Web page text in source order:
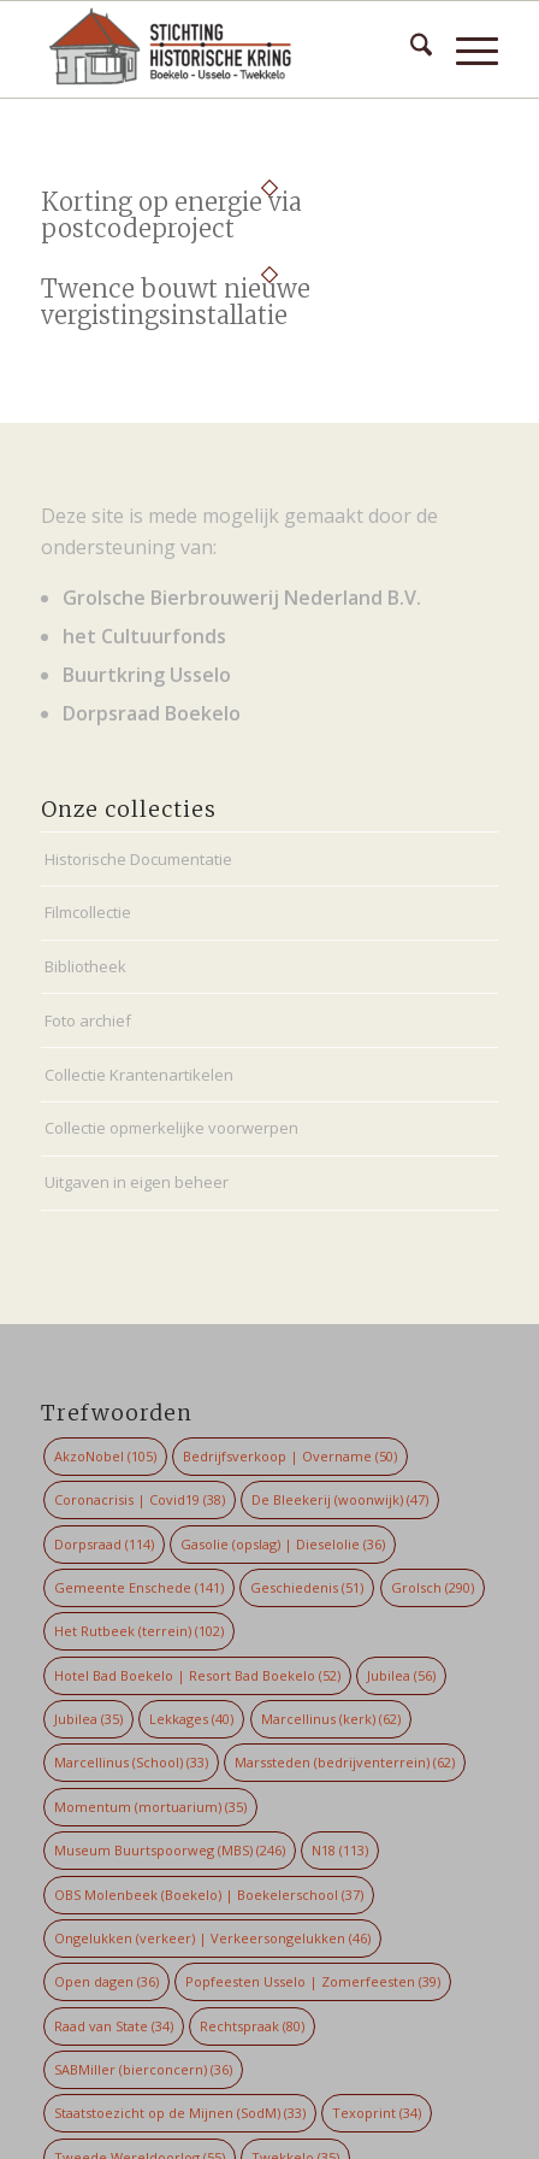
Korting op energie via
postcodeproject
Twence bouwt nieuwe
vergistingsinstallatie
Deze site is mede mogelijk gemaakt door de
ondersteuning van:
Grolsche Bierbrouwerij Nederland B.V.
het Cultuurfonds
Buurtkring Usselo
Dorpsraad Boekelo
Onze collecties
Historische Documentatie
Filmcollectie
Bibliotheek
Foto archief
Collectie Krantenartikelen
Collectie opmerkelijke voorwerpen
Uitgaven in eigen beheer
Trefwoorden
AkzoNobel (105) Bedrijfsverkoop | Overname (50)
Coronacrisis | Covid19 (38) De Bleekerij (woonwijk) (47)
Dorpsraad (114) Gasolie (opslag) | Dieselolie (36)
Gemeente Enschede (141) Geschiedenis (51) Grolsch (290)
Het Rutbeek (terrein)(102)
Hotel Bad Boekelo | Resort Bad Boekelo (52) Jubilea (56)
Jubilea (35) Lekkages (40) Marcellinus (kerk)(62)
Marcellinus (School)(33) Marssteden (bedrijventerrein) (62)
Momentum (mortuarium)(35)
Museum Buurtspoorweg (MBS)(246) N18 (113)
OBS Molenbeek (Boekelo) | Boekelerschool (37)
Ongelukken (verkeer) | Verkeersongelukken (46)
Open dagen (36) Popfeesten Usselo | Zomerfeesten (39)
Raad van State (34) Rechtspraak (80)
SABMiller (bierconcern)(36)
Staatstoezicht op de Mijnen (SodM)(33) Texoprint (34)